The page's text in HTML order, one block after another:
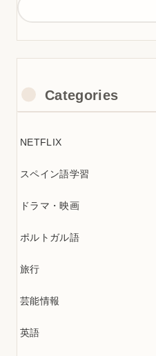
Categories
NETFLIX
スペイン語学習
ドラマ・映画
ポルトガル語
旅行
芸能情報
英語